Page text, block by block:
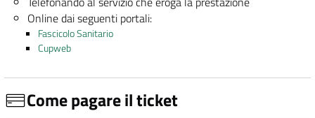
Online dai seguenti portali:
Fascicolo Sanitario
Cupweb
Come pagare il ticket